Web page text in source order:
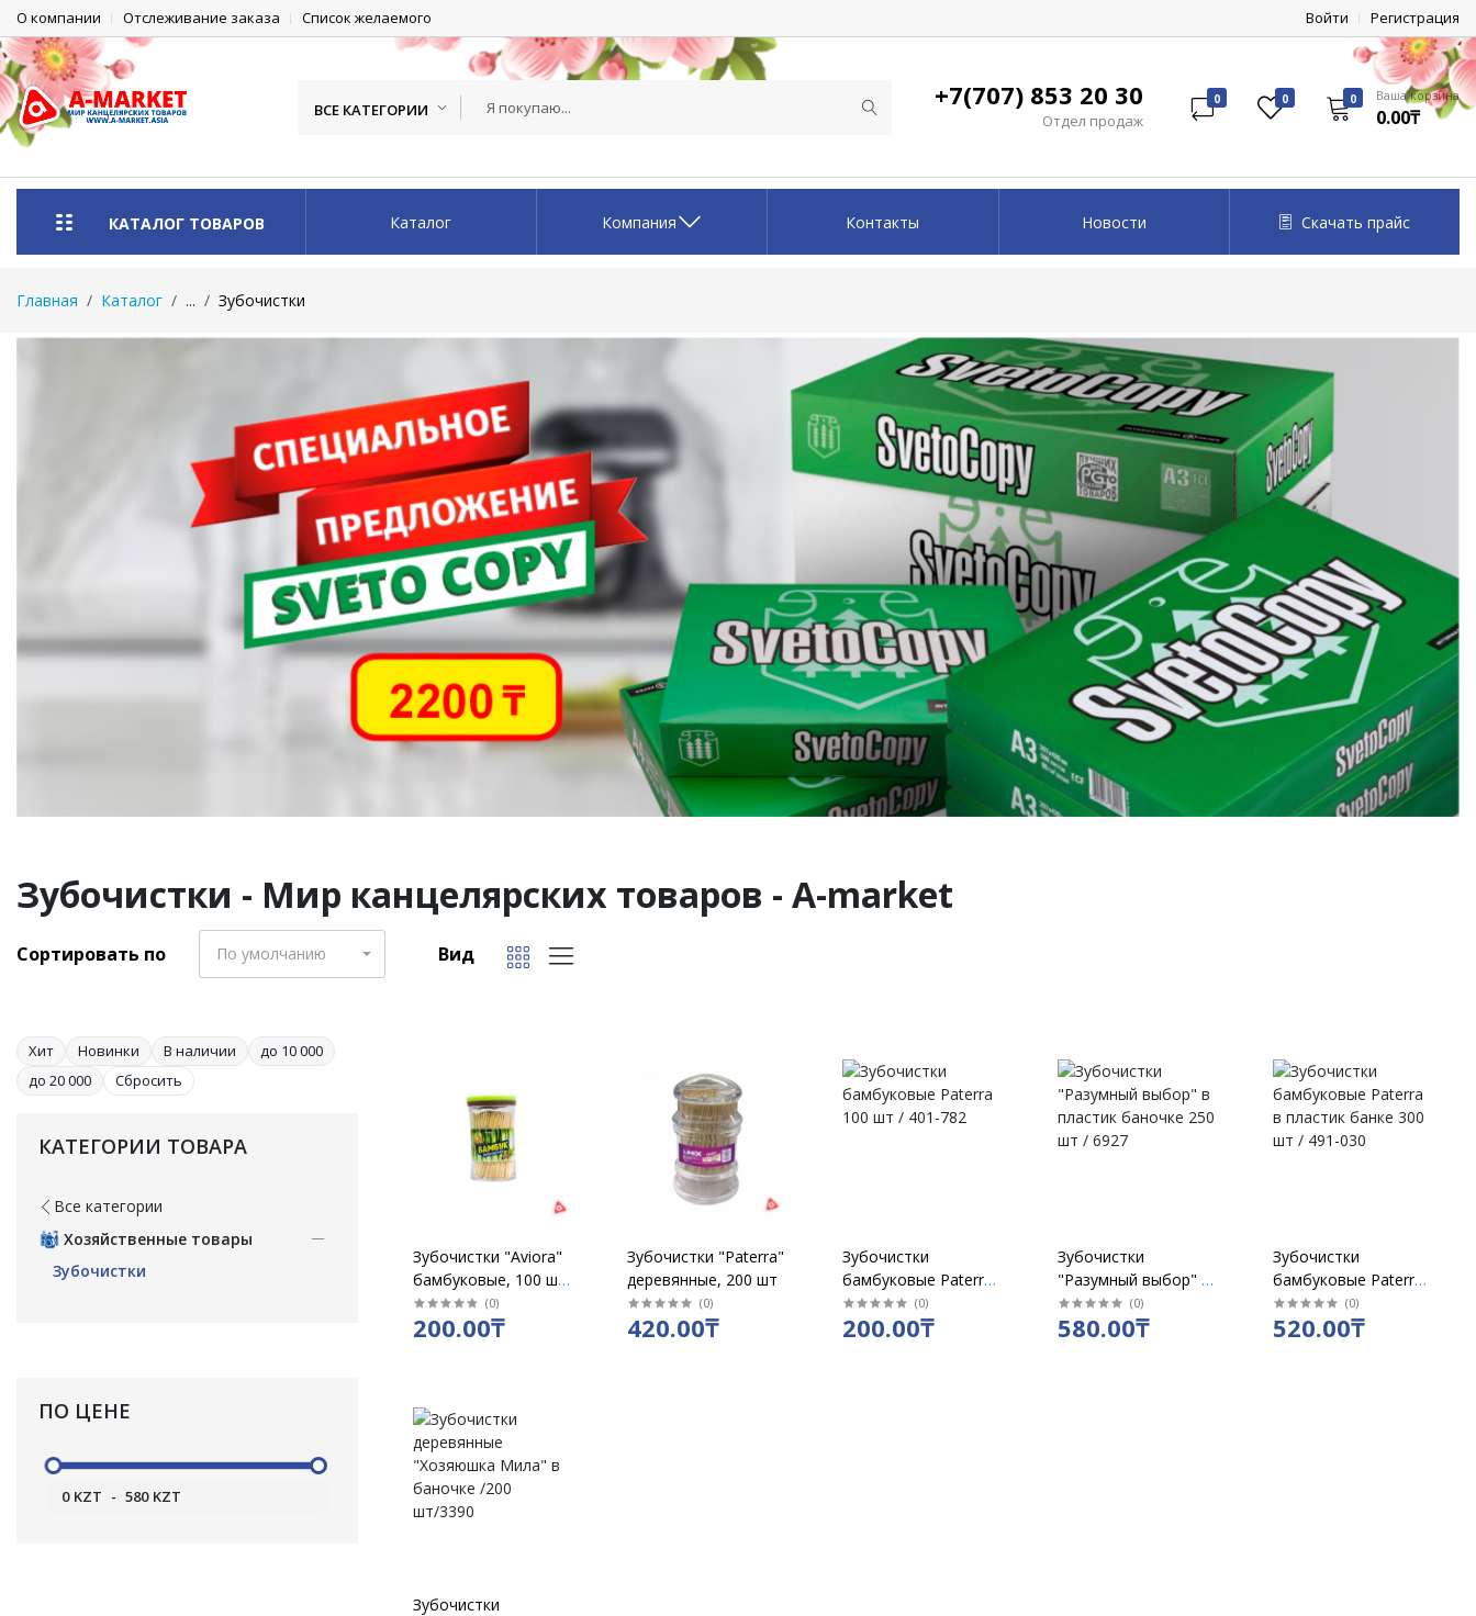
О компании Отслеживание заказа Список желаемого Войти Регистрация
ВСЕ КАТЕГОРИИ +7(707) 853 20 30
Отдел продаж
0 0 0 Ваша корзина
0.00₸
КАТАЛОГ ТОВАРОВ Каталог Компания Контакты Новости Скачать прайс
Главная Каталог ... Зубочистки
Зубочистки - Мир канцелярских товаров - A-market
Сортировать по По умолчанию Вид
Хит Новинки В наличии
до 10 000
до 20 000
Сбросить
КАТЕГОРИИ ТОВАРА
Все категории
Хозяйственные товары
Зубочистки
ПО ЦЕНЕ
0 KZT - 580 KZT
Зубочистки "Aviora"
бамбуковые, 100 шт
/бл 12 шт (0)
200.00₸
Зубочистки "Paterra"
деревянные, 200 шт
(0)
420.00₸
Зубочистки
бамбуковые Paterra
100 шт / 401-782
(0)
200.00₸
Зубочистки
"Разумный выбор" в
пластик баночке 250
шт / 6927
(0)
580.00₸
Зубочистки
бамбуковые Paterra
в пластик банке 300
шт / 491-030
(0)
520.00₸
Зубочистки